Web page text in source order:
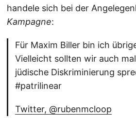
handele sich bei der
Kampagne:
Für Maxim Biller bin ich
Vielleicht sollten wir auch
jüdische Diskriminierung
#patrilinear
Twitter, @rubenmcloop